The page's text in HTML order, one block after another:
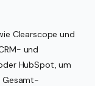
Clearscope und
und
HubSpot, um
Gesamt-